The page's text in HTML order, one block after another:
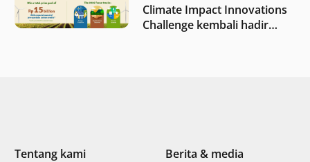
Climate Impact Innovations
Challenge kembali hadir
Tentang kami
Berita & media